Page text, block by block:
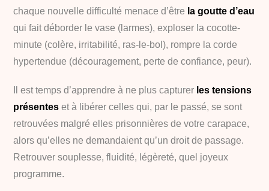
chaque nouvelle difficulté menace d’être la goutte d’eau
qui fait déborder le vase (larmes), exploser la cocotte-
minute (colère, irritabilité, ras-le-bol), rompre la corde
hypertendue (découragement, perte de confiance, peur).
Il est temps d’apprendre à ne plus capturer les tensions
présentes et à libérer celles qui, par le passé, se sont
retrouvées malgré elles prisonnières de votre carapace,
alors qu’elles ne demandaient qu’un droit de passage.
Retrouver souplesse, fluidité, légèreté, quel joyeux
programme.